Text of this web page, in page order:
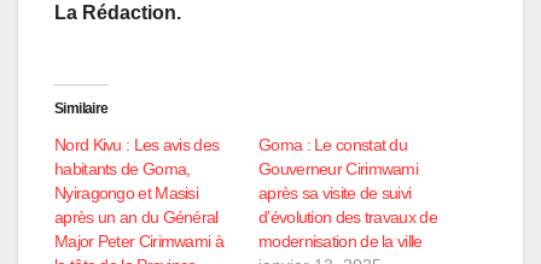
La Rédaction.
Similaire
Nord Kivu : Les avis des
habitants de Goma,
Nyiragongo et Masisi
après un an du Général
Major Peter Cirimwami à
Goma : Le constat du
Gouverneur Cirimwami
après sa visite de suivi
d’évolution des travaux de
modernisation de la ville